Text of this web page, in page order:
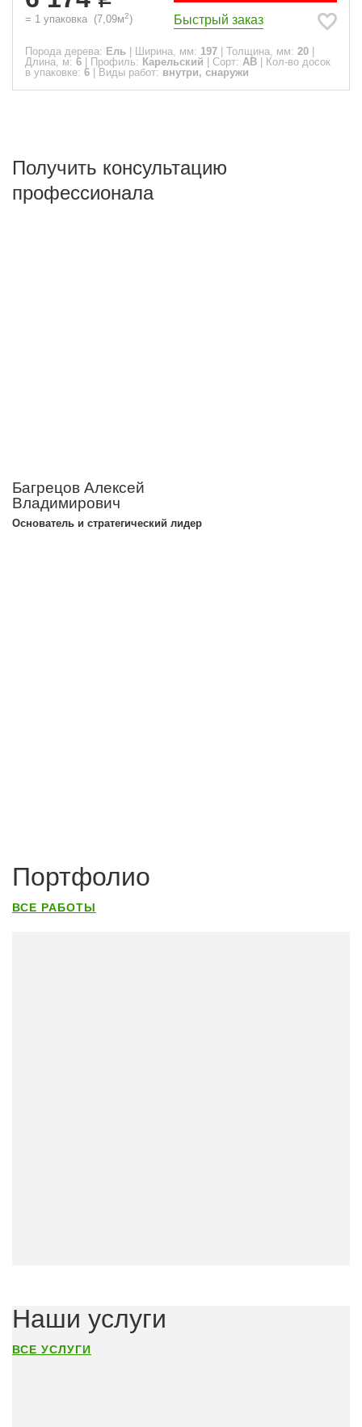
= 1 упаковка (7,09м2) Быстрый заказ
Порода дерева: Ель Ширина, мм: 197 Толщина, мм: 20
Длина, м: 6 Профиль: Карельский Сорт: АВ
Кол-во досок
в упаковке: 6 Виды работ: внутри, снаружи
Получить консультацию
профессионала
Багрецов Алексей
Владимирович
Основатель и стратегический лидер
Портфолио
ВСЕ РАБОТЫ
Наши услуги
ВСЕ УСЛУГИ